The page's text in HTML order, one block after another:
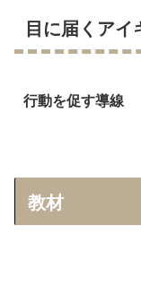
目に届くアイ
行動を促す導線
教材